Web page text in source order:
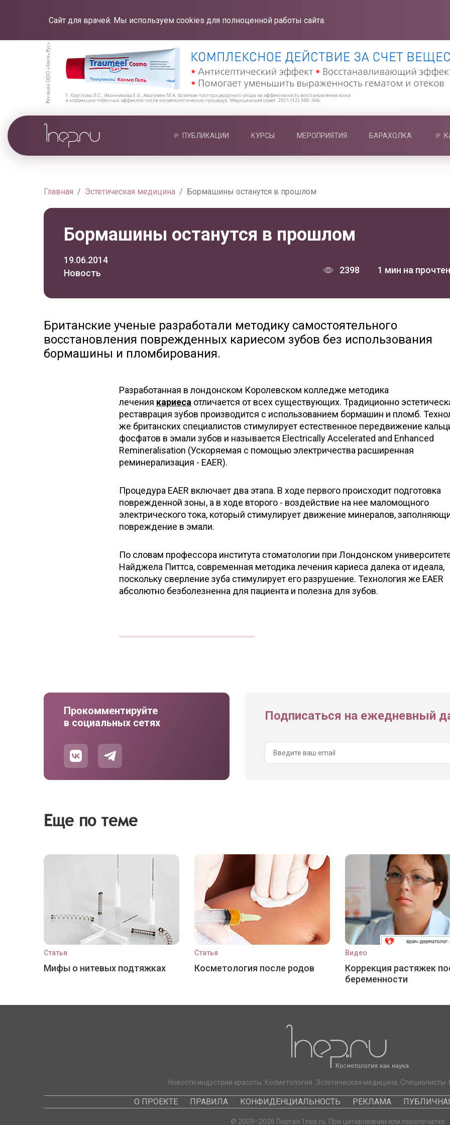
Сайт для врачей. Мы используем cookies для полноценной работы сайта.
ПУБЛИКАЦИИ КУРСЫ МЕРОПРИЯТИЯ БАРАХОЛКА
Главная Эстетическая медицина Бормашины останутся в прошлом
Бормашины останутся в прошлом
19.06.2014
Новость
2398 1 мин на
Британские ученые разработали методику самостоятельного
восстановления поврежденных кариесом зубов без использования
бормашины и пломбирования.
Разработанная в лондонском Королевском колледже методика
лечения кариеса отличается от всех существующих. Традиционно
реставрация зубов производится с использованием бормашин и пломб.
же британских специалистов стимулирует естественное передвижение
фосфатов в эмали зубов и называется Electrically Accelerated and Enhanced
Remineralisation (Ускоряемая с помощью электричества расширенная
реминерализация - EAER).
Процедура EAER включает два этапа. В ходе первого происходит подготовка
поврежденной зоны, а в ходе второго - воздействие на нее маломощного
электрического тока, который стимулирует движение минералов,
повреждение в эмали.
По словам профессора института стоматологии при Лондонском
Найджела Питтса, современная методика лечения кариеса далека от идеала,
поскольку сверление зуба стимулирует его разрушение. Технология же EAER
абсолютно безболезненна для пациента и полезна для зубов.
Прокомментируйте
в социальных сетях
Подписаться на ежедневный
Еще по теме
Статья
Мифы о нитевых подтяжках
Статья
Косметология после родов
Видео
Коррекция растяжек
беременности
Новости индустрии красоты. Косметология. Эстетическая медицина.
О ПРОЕКТЕ ПРАВИЛА КОНФИДЕНЦИАЛЬНОСТЬ РЕКЛАМА
© 2009–2026 Портал 1nep.ru. При цитировании или перепечатке